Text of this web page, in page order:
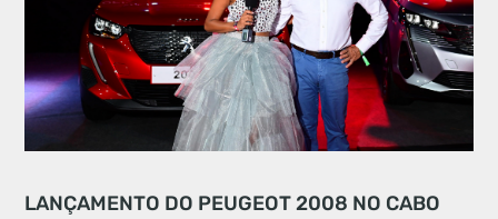
LANÇAMENTO DO PEUGEOT 2008 NO CABO